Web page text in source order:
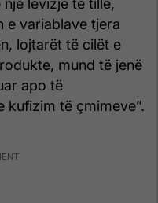
e variablave tjera
lojtarët të cilët e
mund të jenë
apo të
kufizim të çmimeve”.